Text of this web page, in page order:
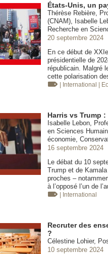
États-Unis, un
Thérèse Rebière,
(CNAM), Isabelle
Recherche en
20 septembre 2024
En ce début de
présidentielle de
républicain. Malgré
cette polarisation
| International |
Harris vs Trump
Isabelle Lebon,
en Sciences
économie,
16 septembre 2024
Le débat du 10
Trump et de
proches –
à l’opposé l’un de
| International
Recruter des
?
Célestine Lohier,
10 septembre 2024